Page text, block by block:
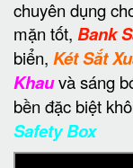
chuyên dụng
mặn tốt, Bank
biển, Két Sắt
Khauvà sáng
bền đặc biệt
Safety Box